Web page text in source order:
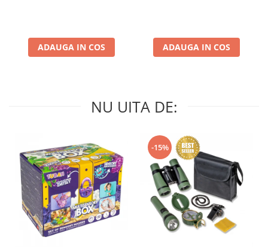
ADAUGA IN COS ADAUGA IN COS
NU UITA DE:
-15%